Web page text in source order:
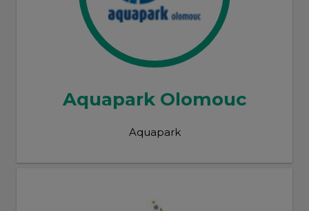
Aquapark Olomouc
Aquapark